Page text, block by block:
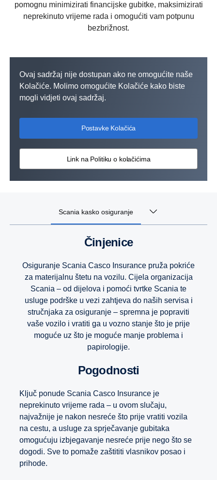
pomognu minimizirati financijske gubitke, maksimizirati
neprekinuto vrijeme rada i omogućiti vam potpunu
bezbrižnost.
Ovaj sadržaj nije dostupan ako ne omogućite naše
Kolačiće. Molimo omogućite Kolačiće kako biste
mogli vidjeti ovaj sadržaj.
Postavke Kolačića
Link na Politiku o kolačićima
Scania kasko osiguranje
Činjenice
Osiguranje Scania Casco Insurance pruža pokriće
za materijalnu štetu na vozilu. Cijela organizacija
Scania – od dijelova i pomoći tvrtke Scania te
usluge podrške u vezi zahtjeva do naših servisa i
stručnjaka za osiguranje – spremna je popraviti
vaše vozilo i vratiti ga u vozno stanje što je prije
moguće uz što je moguće manje problema i
papirologije.
Pogodnosti
Ključ ponude Scania Casco Insurance je
neprekinuto vrijeme rada – u ovom slučaju,
najvažnije je nakon nesreće što prije vratiti vozila
na cestu, a usluge za sprječavanje gubitaka
omogućuju izbjegavanje nesreće prije nego što se
dogodi. Sve to pomaže zaštititi vlasnikov posao i
prihode.